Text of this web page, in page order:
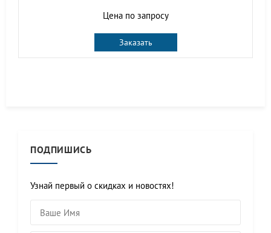
ПОДПИШИСЬ
Узнай первый о скидках и новостях!
Цена по запросу
Заказать